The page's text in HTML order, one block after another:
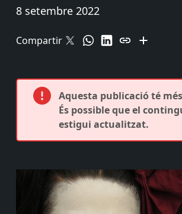
8 setembre 2022
Compartir
Aquesta publicació té
És possible que el
estigui actualitzat.